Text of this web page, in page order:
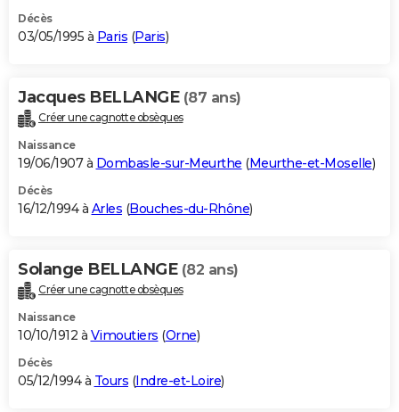
Décès
03/05/1995 à Paris (Paris)
Jacques BELLANGE (87 ans)
Créer une cagnotte obsèques
Naissance
19/06/1907 à Dombasle-sur-Meurthe (Meurthe-et-Moselle)
Décès
16/12/1994 à Arles (Bouches-du-Rhône)
Solange BELLANGE (82 ans)
Créer une cagnotte obsèques
Naissance
10/10/1912 à Vimoutiers (Orne)
Décès
05/12/1994 à Tours (Indre-et-Loire)